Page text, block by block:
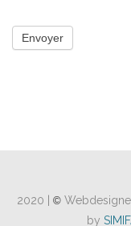
Envoyer
2020 | ©
by